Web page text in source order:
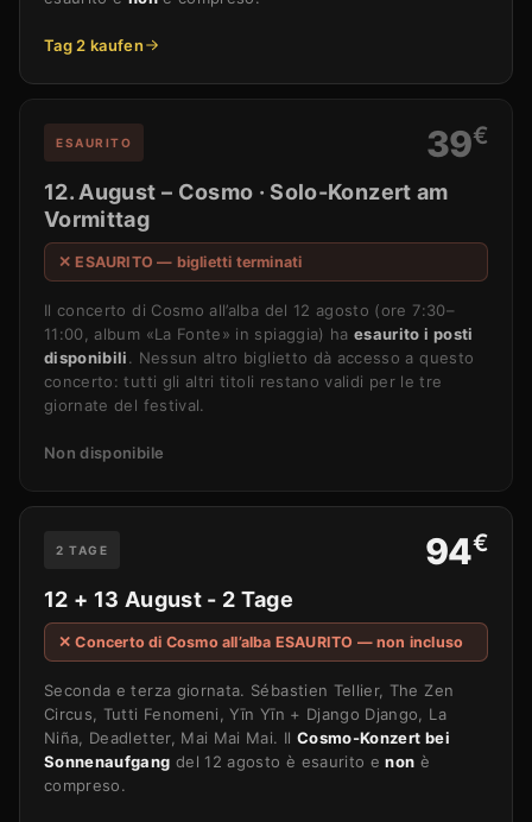
Tag 2 kaufen
ESAURITO 39€
12. August – Cosmo · Solo-Konzert am
Vormittag
✕ ESAURITO — biglietti terminati
Il concerto di Cosmo all’alba del 12 agosto (ore 7:30–
11:00, album «La Fonte» in spiaggia) haesaurito i posti
disponibili. Nessun altro biglietto dà accesso a questo
concerto: tutti gli altri titoli restano validi per le tre
giornate del festival.
Non disponibile
2 TAGE 94€
12 + 13 August - 2 Tage
✕ Concerto di Cosmo all’alba ESAURITO — non incluso
Seconda e terza giornata. Sébastien Tellier, The Zen
Circus, Tutti Fenomeni, Yīn Yīn + Django Django, La
Niña, Deadletter, Mai Mai Mai. Il Cosmo-Konzert bei
Sonnenaufgang del 12 agosto è esaurito enon è
compreso.